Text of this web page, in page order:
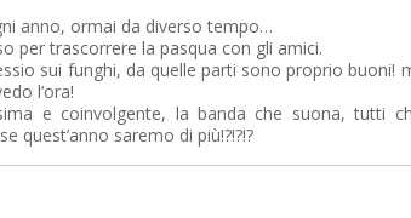
anno, ormai da diverso tempo…
per trascorrere la pasqua con gli amici.
sui funghi, da quelle parti sono proprio buoni!
l’ora!
e coinvolgente, la banda che suona, tutti
quest’anno saremo di più!?!?!?